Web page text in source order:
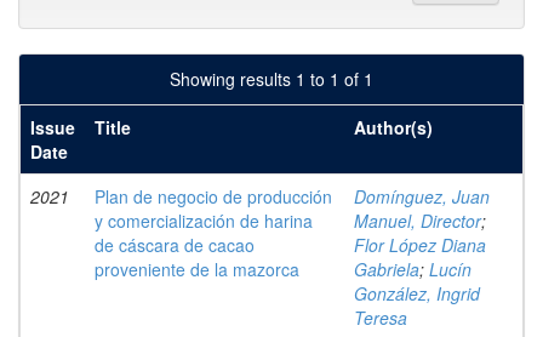
Showing results 1 to 1 of 1
Issue
Date
Title Author(s)
2021
Plan de negocio de producción
y comercialización de harina
de cáscara de cacao
proveniente de la mazorca
Domínguez, Juan
Manuel, Director;
Flor López Diana
Gabriela; Lucín
González, Ingrid
Teresa